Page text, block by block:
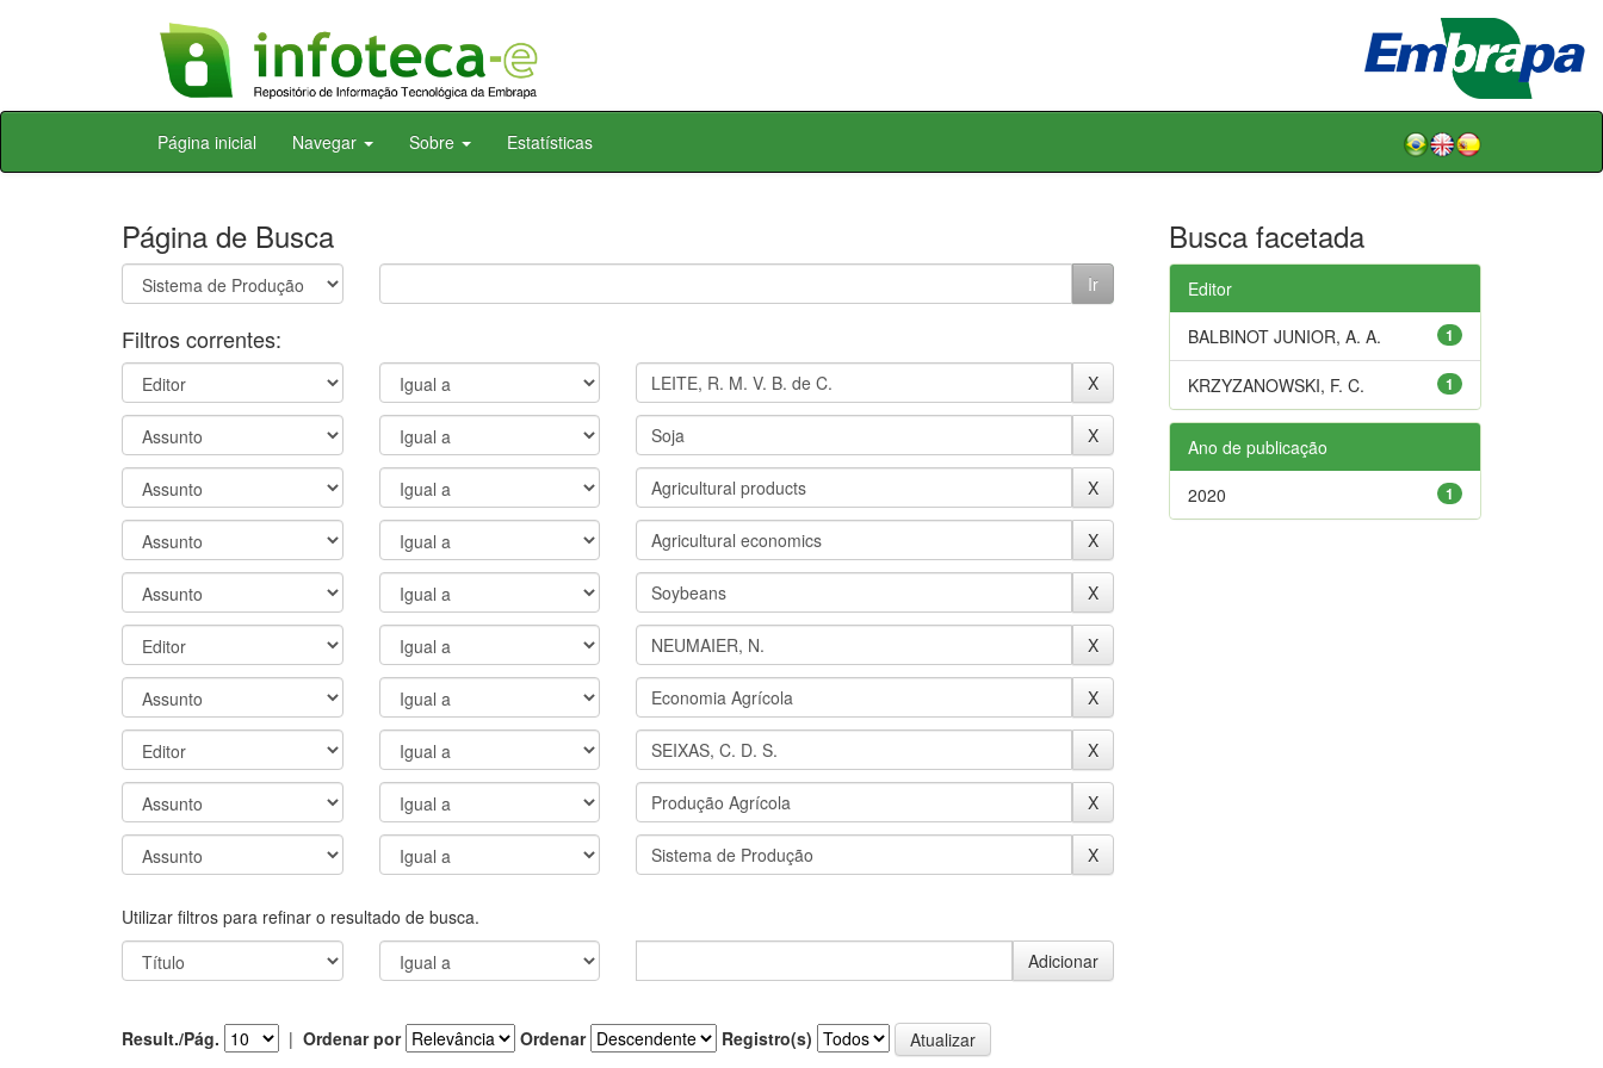
Skip
Página inicial Navegar Sobre Estatísticas
Página de Busca
Filtros correntes:
Utilizar filtros para refinar o resultado de busca.
Result./Pág. | Ordenar por Ordenar Registro(s)
Busca facetada
Editor
1
BALBINOT JUNIOR, A. A.
1
KRZYZANOWSKI, F. C.
Ano de publicação
1
2020